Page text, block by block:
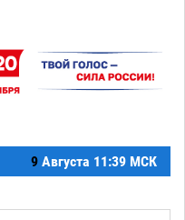
9 Августа 11:39 МСК